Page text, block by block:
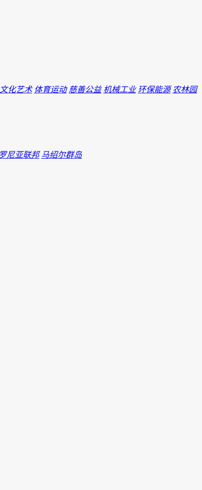
文化艺术 体育运动 慈善公益 机械工业 环保能源 农林园
尼亚联邦 马绍尔群岛